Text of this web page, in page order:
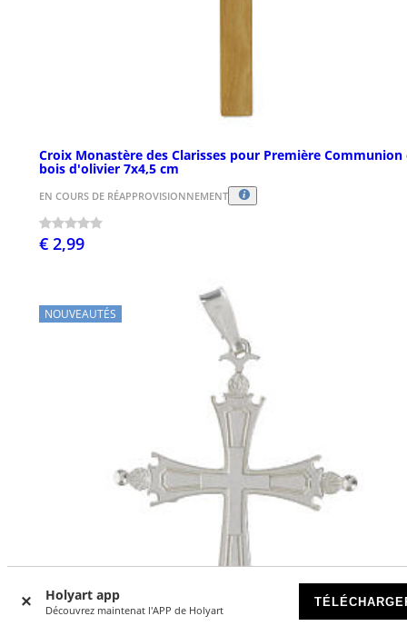
Holyart app
Découvrez maintenat l'APP de Holyart
Croix Monastère des Clarisses pour Première Communion
bois d'olivier 7x4,5 cm
EN COURS DE RÉAPPROVISIONNEMENT
€ 2,99
NOUVEAUTÉS